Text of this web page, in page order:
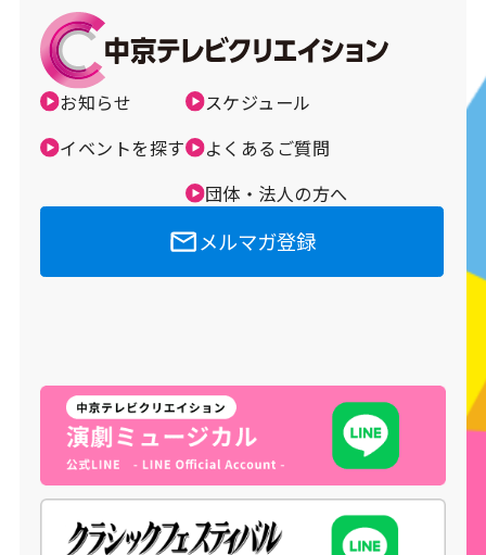
メルマガ登録
お知らせ
イベントを探す
スケジュール
よくあるご質問
団体・法人の方へ
メルマガ登録